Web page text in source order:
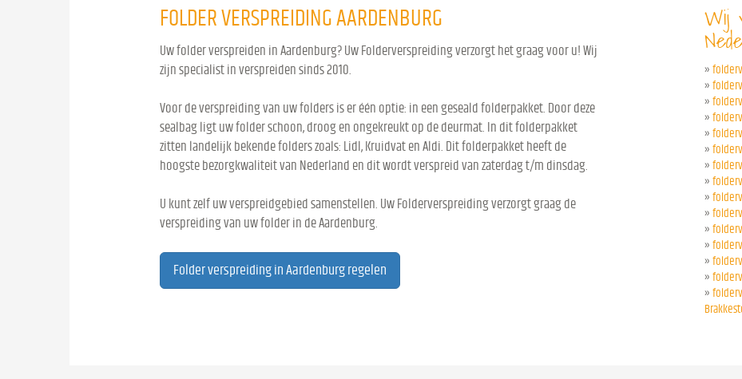
FOLDER VERSPREIDING AARDENBURG
Uw folder verspreiden in Aardenburg? Uw Folderverspreiding verzorgt het graag voor u! Wij
zijn specialist in verspreiden sinds 2010.
Voor de verspreiding van uw folders is er één optie: in een geseald folderpakket. Door deze
sealbag ligt uw folder schoon, droog en ongekreukt op de deurmat. In dit folderpakket
zitten landelijk bekende folders zoals: Lidl, Kruidvat en Aldi. Dit folderpakket heeft de
hoogste bezorgkwaliteit van Nederland en dit wordt verspreid van zaterdag t/m dinsdag.
U kunt zelf uw verspreidgebied samenstellen. Uw Folderverspreiding verzorgt graag de
verspreiding van uw folder in de Aardenburg.
Folder verspreiding in Aardenburg regelen
Wij
»
»
»
»
»
»
»
»
»
»
»
»
»
»
»